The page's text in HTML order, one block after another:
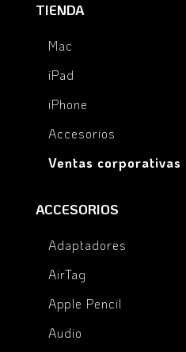
TIENDA
Mac
iPad
iPhone
Accesorios
Ventas corporativas
ACCESORIOS
Adaptadores
AirTag
Apple Pencil
Audio